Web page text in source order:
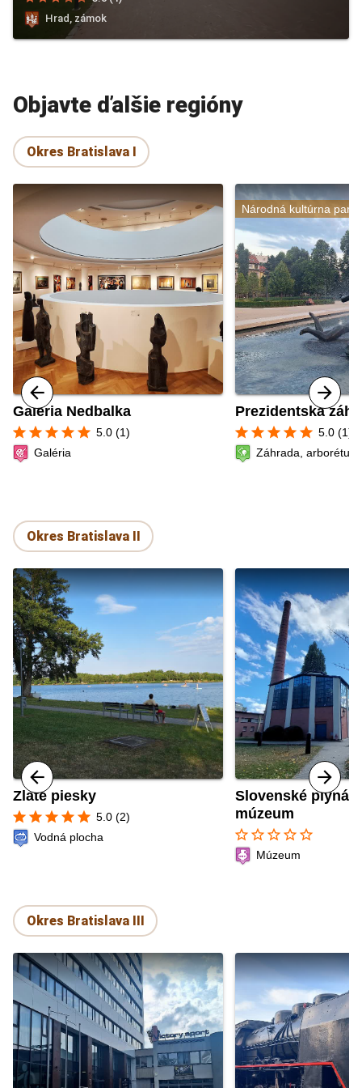
Hrad, zámok
Objavte ďalšie regióny
Okres Bratislava I
Galéria Nedbalka
star star star star star 5.0 (1)
Galéria
Národná kultúrna
Prezidentská
star star star star star 5.0 (1)
Záhrada,
Okres Bratislava II
Zlaté piesky
star star star star star 5.0 (2)
Vodná plocha
Slovenské
múzeum
star_border star_border star_border star_border star_border
Múzeum
Okres Bratislava III